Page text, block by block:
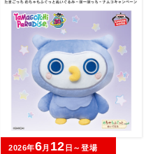
2026年6月 12 日～登場